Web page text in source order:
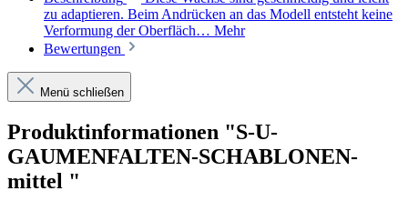
zu adaptieren. Beim Andrücken an das Modell entsteht keine
Verformung der Oberfläch… Mehr
Bewertungen
Menü schließen
Produktinformationen "S-U-
GAUMENFALTEN-SCHABLONEN-
mittel "